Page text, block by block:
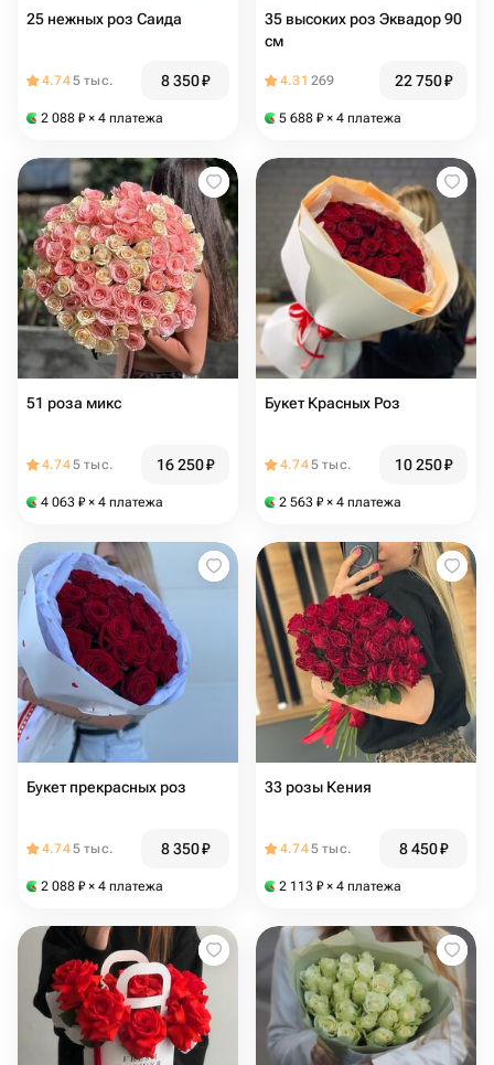
25 нежных роз Саида
4.745 тыс. 8 350₽
2 088 ₽ × 4 платежа
35 высоких роз Эквадор 90
см
4.31 269 22 750₽
5 688 ₽ × 4 платежа
51 роза микс
4.745 тыс. 16 250₽
4 063 ₽ × 4 платежа
Букет Красных Роз️
4.745 тыс. 10 250₽
2 563 ₽ × 4 платежа
Букет прекрасных роз
4.745 тыс. 8 350₽
2 088 ₽ × 4 платежа
33 розы Кения ️
4.745 тыс. 8 450₽
2 113 ₽ × 4 платежа